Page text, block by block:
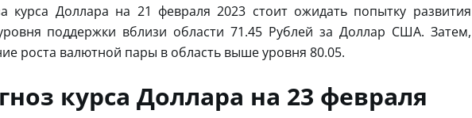
курса Доллара на 21 февраля 2023 стоит ожидать попытку развития
поддержки вблизи области 71.45 Рублей за Доллар США. Затем,
роста валютной пары в область выше уровня 80.05.
курса Доллара на 23 февраля